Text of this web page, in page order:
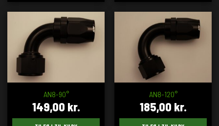
AN8-90°
149,00 kr.
AN8-120°
185,00 kr.